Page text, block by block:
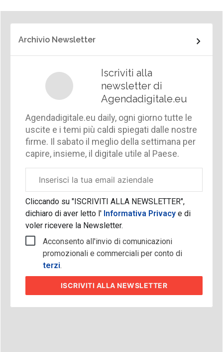
Archivio Newsletter
Iscriviti alla
newsletter di
Agendadigitale.eu
Agendadigitale.eu daily, ogni giorno tutte le
uscite e i temi più caldi spiegati dalle nostre
firme. Il sabato il meglio della settimana per
capire, insieme, il digitale utile al Paese.
aziendale
Cliccando su "ISCRIVITI ALLA NEWSLETTER",
dichiaro di aver letto l'Informativa Privacy e di
voler ricevere la Newsletter.
Acconsento all'invio di comunicazioni
promozionali e commerciali per conto di
terzi.
ISCRIVITI ALLA NEWSLETTER